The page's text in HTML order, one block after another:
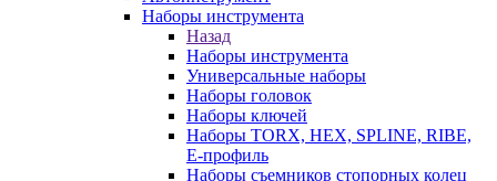
Наборы инструмента
Назад
Наборы инструмента
Универсальные наборы
Наборы головок
Наборы ключей
Наборы TORX, HEX, SPLINE, RIBE,
E-профиль
Наборы съемников стопорных колец